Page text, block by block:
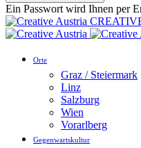
Ein Passwort wird Ihnen per
Orte
Graz / Steiermark
Linz
Salzburg
Wien
Vorarlberg
Gegenwartskultur